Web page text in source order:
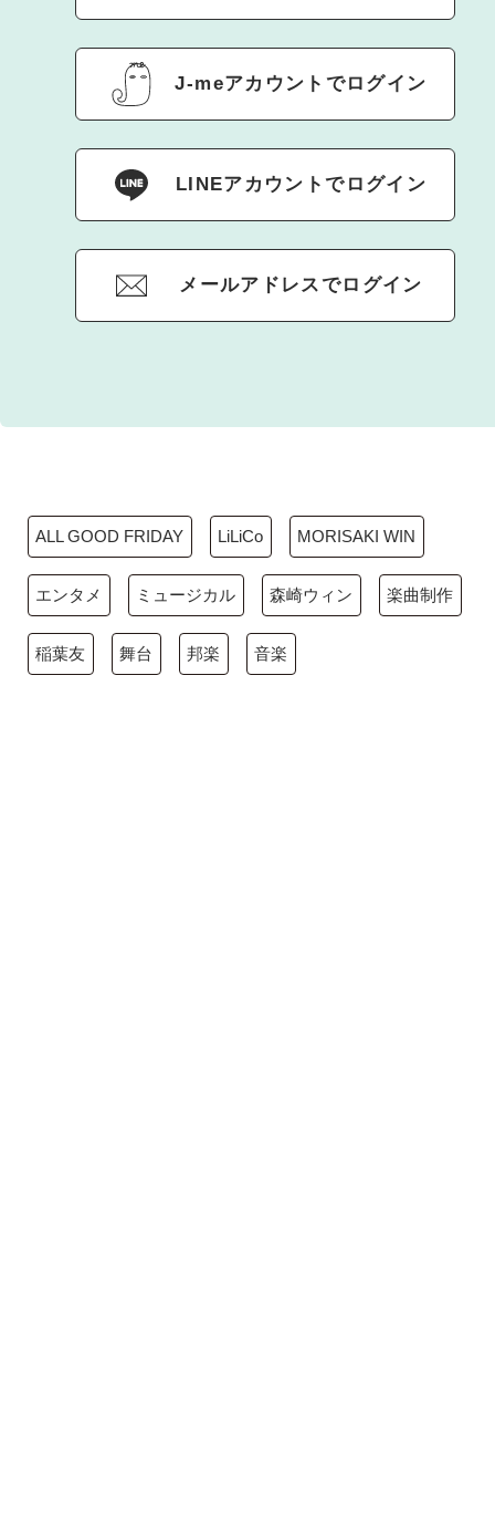
J-meアカウントでログイン
LINEアカウントでログイン
メールアドレスでログイン
ALL GOOD FRIDAY LiLiCo MORISAKI WIN
エンタメ ミュージカル 森崎ウィン 楽曲制作
稲葉友 舞台 邦楽 音楽